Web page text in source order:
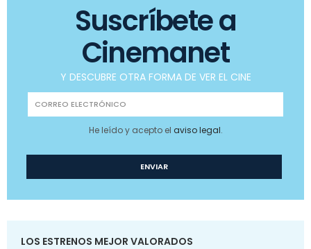
Suscríbete a
Cinemanet
Y DESCUBRE OTRA FORMA DE VER EL CINE
He leído y acepto el aviso legal.
LOS ESTRENOS MEJOR VALORADOS